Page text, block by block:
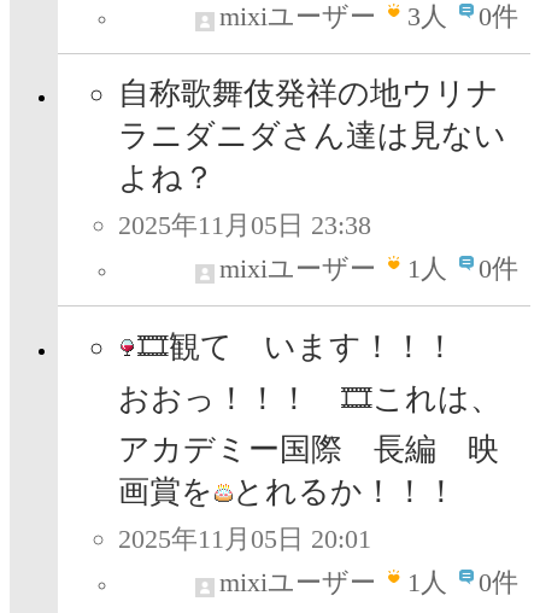
mixiユーザー
3人 0件
自称歌舞伎発祥の地ウリナ
ラニダニダさん達は見ない
よね？
2025年11月05日 23:38
mixiユーザー
1人 0件
🎞観て います！！！
おおっ！！！ 🎞これは、
アカデミー国際 長編 映
画賞を
とれるか！！！
2025年11月05日 20:01
mixiユーザー
1人 0件